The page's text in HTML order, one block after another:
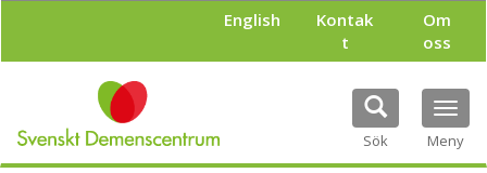
l
English
Kontak
t
Om
oss
Sök Meny